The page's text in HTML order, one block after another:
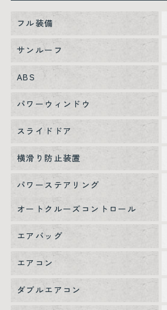
フル装備
サンルーフ
ABS
パワーウィンドウ
スライドドア
横滑り防止装置
パワーステアリング
オートクルーズコントロール
エアバッグ
エアコン
ダブルエアコン